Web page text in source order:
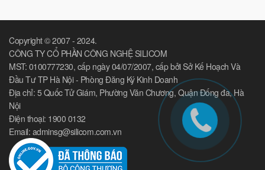
Copyright © 2007 - 2024.
CÔNG TY CỔ PHẦN CÔNG NGHỆ SILICOM
MST: 0100777230, cấp ngày 04/07/2007, cấp bởi Sở Kế Hoạch Và
Đầu Tư TP Hà Nội - Phòng Đăng Ký Kinh Doanh
Địa chỉ: 5 Quốc Tử Giám, Phường Văn Chương, Quận Đống đa, Hà
Nội
Điện thoại: 1900 0132
Email: adminsg@silicom.com.vn